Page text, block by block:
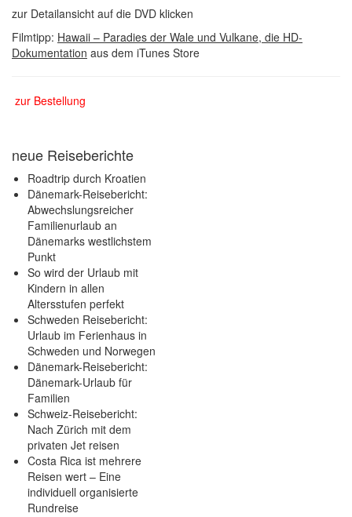
zur Detailansicht auf die DVD klicken
Filmtipp: Hawaii – Paradies der Wale und Vulkane, die HD-
Dokumentation aus dem iTunes Store
zur Bestellung
neue Reiseberichte
Roadtrip durch Kroatien
Dänemark-Reisebericht:
Abwechslungsreicher
Familienurlaub an
Dänemarks westlichstem
Punkt
So wird der Urlaub mit
Kindern in allen
Altersstufen perfekt
Schweden Reisebericht:
Urlaub im Ferienhaus in
Schweden und Norwegen
Dänemark-Reisebericht:
Dänemark-Urlaub für
Familien
Schweiz-Reisebericht:
Nach Zürich mit dem
privaten Jet reisen
Costa Rica ist mehrere
Reisen wert – Eine
individuell organisierte
Rundreise